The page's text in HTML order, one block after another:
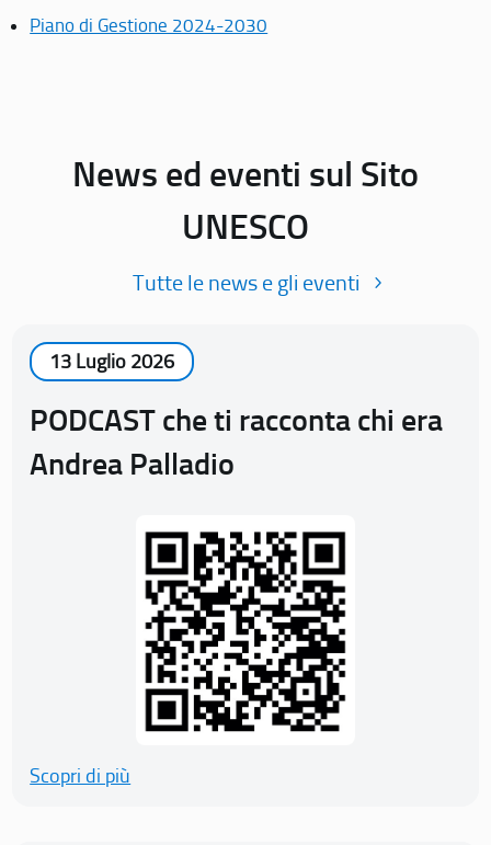
Piano di Gestione 2024-2030
News ed eventi sul Sito
UNESCO
Tutte le news e gli eventi
13 Luglio 2026
PODCAST che ti racconta chi era
Andrea Palladio
Scopri di più